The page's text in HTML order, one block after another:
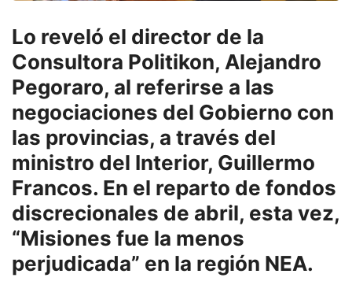
Lo reveló el director de la
Consultora Politikon, Alejandro
Pegoraro, al referirse a las
negociaciones del Gobierno con
las provincias, a través del
ministro del Interior, Guillermo
Francos. En el reparto de fondos
discrecionales de abril, esta vez,
“Misiones fue la menos
perjudicada” en la región NEA.